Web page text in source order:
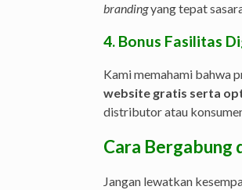
brandingyang tepat
4. Bonus Fasilitas
Kami memahami bahwa
website gratis serta
distributor atau
Cara Bergabung
Jangan lewatkan